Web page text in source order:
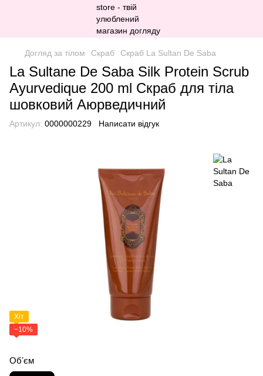
Догляд за тілом Скраб Скраб La Sultan De Saba
La Sultane De Saba Silk Protein Scrub
Ayurvedique 200 ml Скраб для тіла
шовковий Аюрведичний
Артикул: 0000000229 Написати відгук
Хіт
−10%
Обʼєм